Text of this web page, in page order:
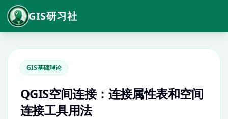
GIS研习社
GIS基础理论
QGIS空间连接：连接属性表和空间
连接工具用法